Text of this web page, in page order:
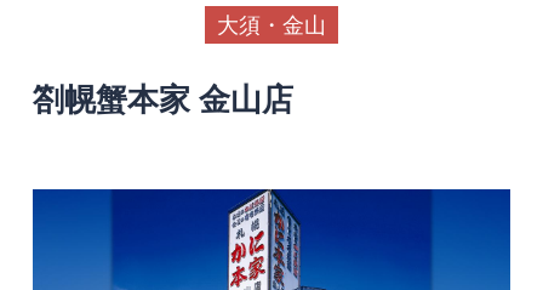
大須・金山
劄幌蟹本家 金山店